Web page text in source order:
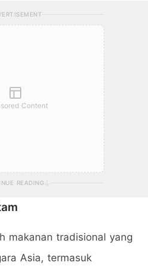
Content
READING
makanan tradisional yang
Asia, termasuk